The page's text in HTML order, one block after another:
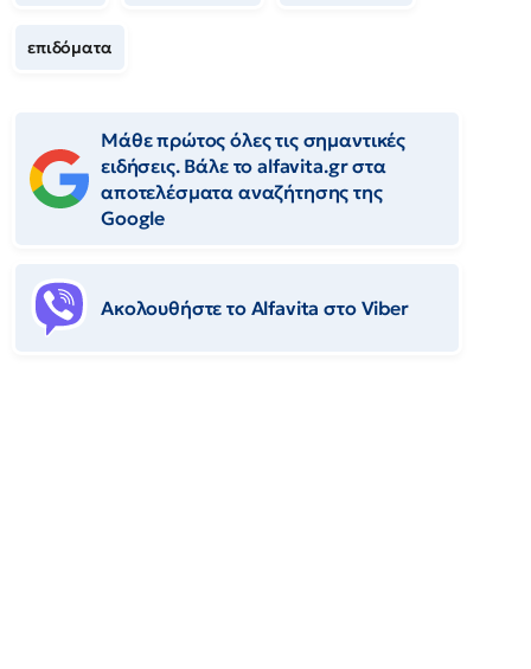
επιδόματα
Μάθε πρώτος όλες τις σημαντικές
ειδήσεις. Βάλε το alfavita.gr στα
αποτελέσματα αναζήτησης της
Google
Ακολουθήστε το Αlfavita στο Viber